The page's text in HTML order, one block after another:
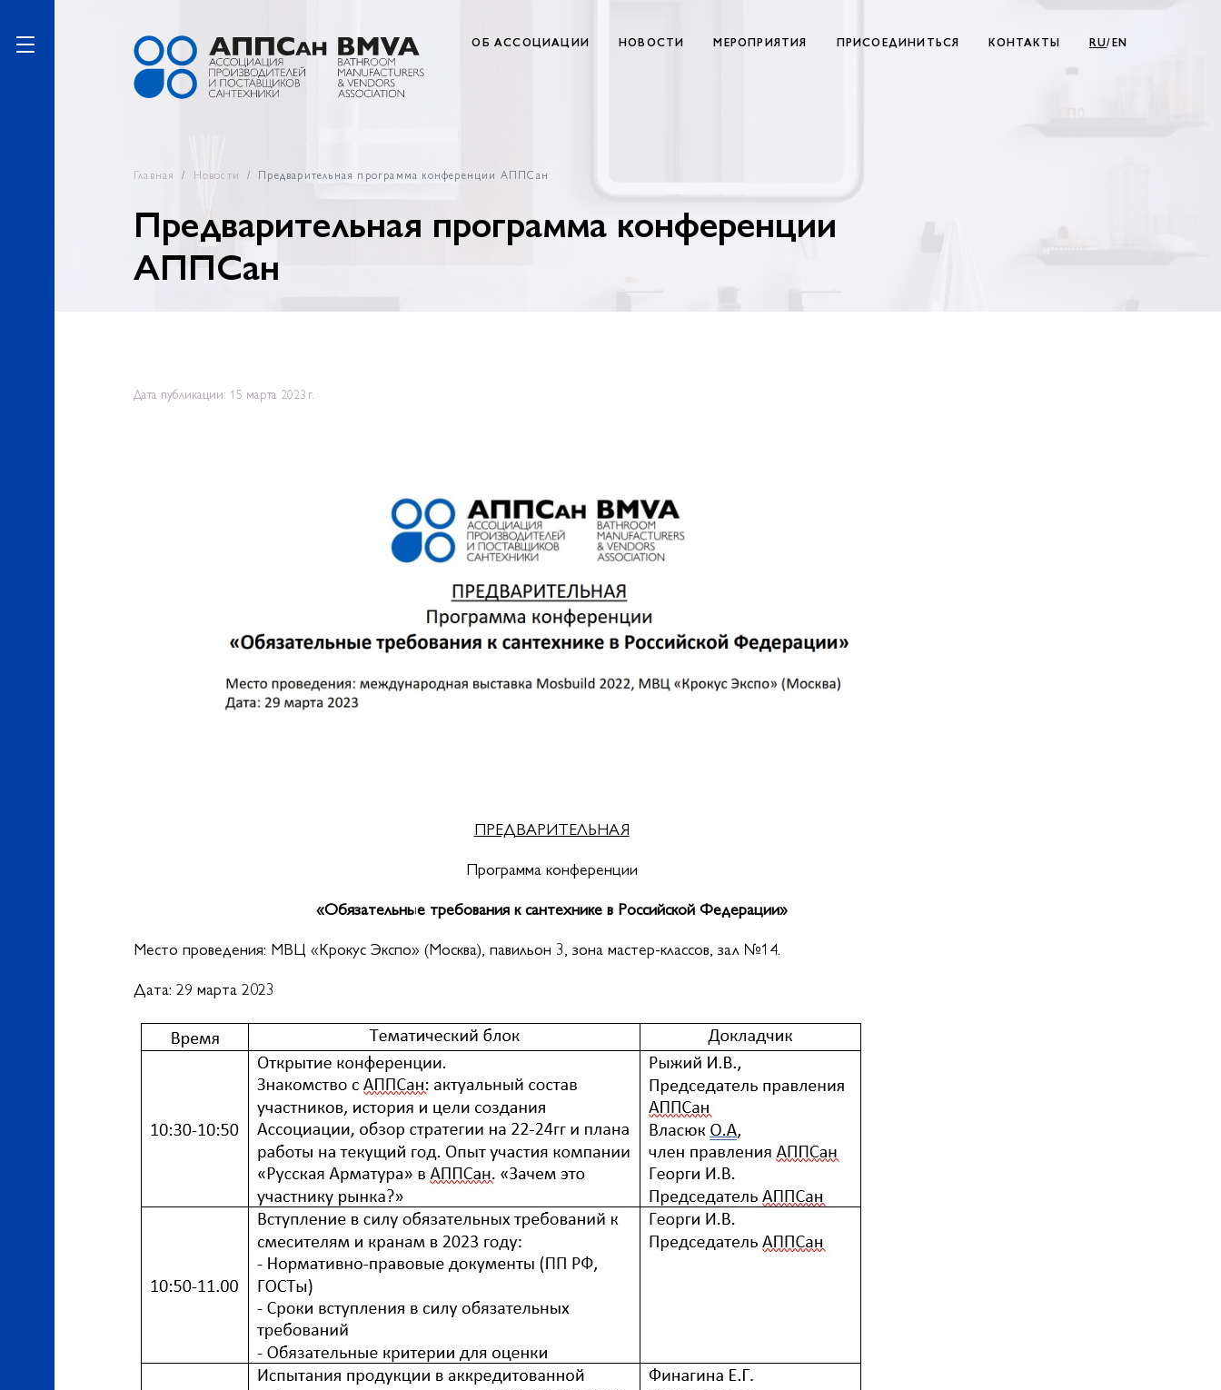
ОБ АССОЦИАЦИИ НОВОСТИ МЕРОПРИЯТИЯ ПРИСОЕДИНИТЬСЯ КОНТАКТЫ RU/EN
Главная Новости Предварительная программа конференции АППСан
Предварительная программа конференции
АППСан
Дата публикации: 15 марта 2023 г.
ПРЕДВАРИТЕЛЬНАЯ
Программа конференции
«Обязательные требования к сантехнике в Российской Федерации»
Место проведения: МВЦ «Крокус Экспо» (Москва), павильон 3, зона мастер-классов, зал №14.
Дата: 29 марта 2023